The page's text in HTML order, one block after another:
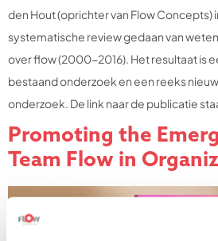
den Hout (oprichter van Flow Concepts)
systematische review gedaan van
over flow (2000-2016). Het resultaat is
bestaand onderzoek en een reeks
onderzoek. De link naar de publicatie
Promoting the
Team Flow in